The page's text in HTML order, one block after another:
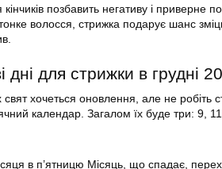
кінчиків позбавить негативу і приверне
волосся, стрижка подарує шанс
дні для стрижки в грудні
хочеться оновлення, але не робіть
календар. Загалом їх буде три: 9, 11
в п’ятницю Місяць, що спадає,